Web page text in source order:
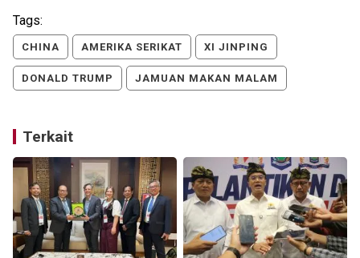
Tags:
CHINA AMERIKA SERIKAT XI JINPING
DONALD TRUMP JAMUAN MAKAN MALAM
Terkait